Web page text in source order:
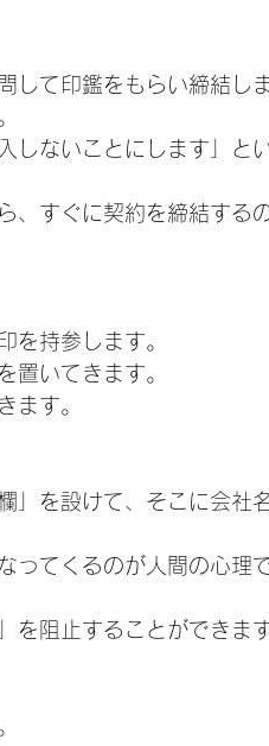
して印鑑をもらい締結し
しないことにします」と
、すぐに契約を締結する
を持参します。
置いてきます。
ます。
」を設けて、そこに会社名
ってくるのが人間の心理
を阻止することができます